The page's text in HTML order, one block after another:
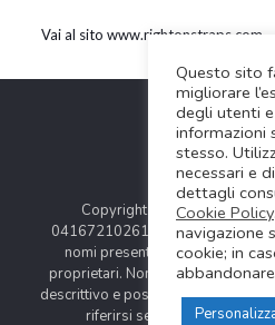
Vai al sito www.rightonstraps.com
Copyright © 2024
04167210261 |
COOKIES POLICY
nomi presentati in questo sito
proprietari. Nomi e caratteristiche
descrittivo e possono variare
riferirsi sempre ai siti web
Questo sito
migliorare
degli utenti
informazioni
stesso.
necessari e
dettagli
Cookie Policy
navigazione
cookie; in